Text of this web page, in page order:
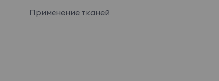
Применение тканей